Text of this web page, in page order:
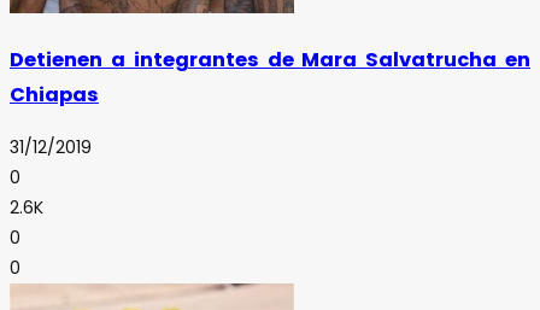
Detienen a integrantes de Mara Salvatrucha en
Chiapas
31/12/2019
0
2.6K
0
0